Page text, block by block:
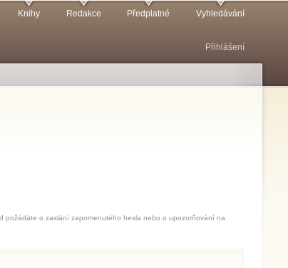
Knihy Redakce Předplatné Vyhledávání
Přihlášení
požádáte o zaslání zapomenutého hesla nebo o upozorňování na